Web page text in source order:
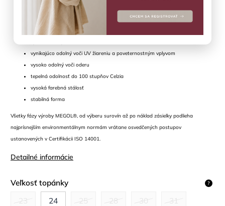
bez obsahu PVC
bez ftalátov
priateľský k pokožke
vynikajúco odolný voči UV žiareniu a poveternostným vplyvom
vysoko odolný voči oderu
tepelná odolnosť do 100 stupňov Celzia
vysoká farebná stálosť
stabilná forma
Všetky fázy výroby MEGOL®, od výberu surovín až po náklad zásielky podlieha
najprísnejším environmentálnym normám vrátane osvedčených postupov
ustanovených v Certifikácii ISO 14001.
Detailné informácie
Veľkosť topánky ?
24